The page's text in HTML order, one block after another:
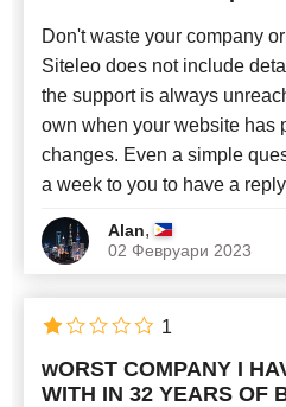
Don't waste your company
Siteleo does not include
the support is always
own when your website has
changes. Even a simple
a week to you to have a reply
Alan,
02 Февруари 2023
wORST COMPANY I
WITH IN 32 YEARS OF
1